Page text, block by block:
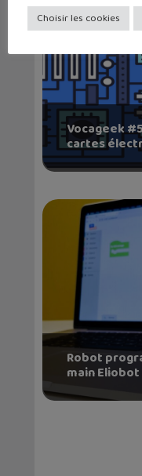
Vocageek
cartes
Robot
main Eliobot
Choisir les cookies